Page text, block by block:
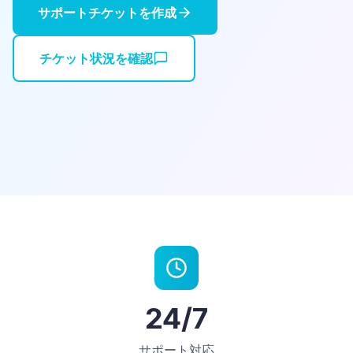
サポートチケットを作成
チケット状況を確認
24/7
サポート対応